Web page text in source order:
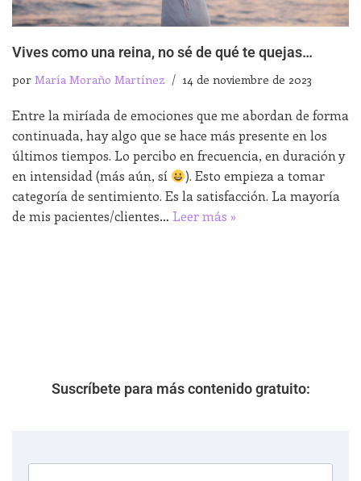
Vives como una reina, no sé de qué te quejas…
por María Moraño Martínez 14 de noviembre de 2023
Entre la miríada de emociones que me abordan de forma
continuada, hay algo que se hace más presente en los
últimos tiempos. Lo percibo en frecuencia, en duración y
en intensidad (más aún, sí
). Esto empieza a tomar
categoría de sentimiento. Es la satisfacción. La mayoría
de mis pacientes/clientes… Leer más »
Suscríbete para más contenido gratuito: